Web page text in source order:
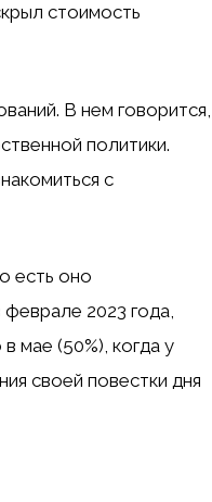
стоимость
В нем говорится,
политики.
с
есть оно
феврале 2023 года,
мае (50%), когда у
своей повестки дня